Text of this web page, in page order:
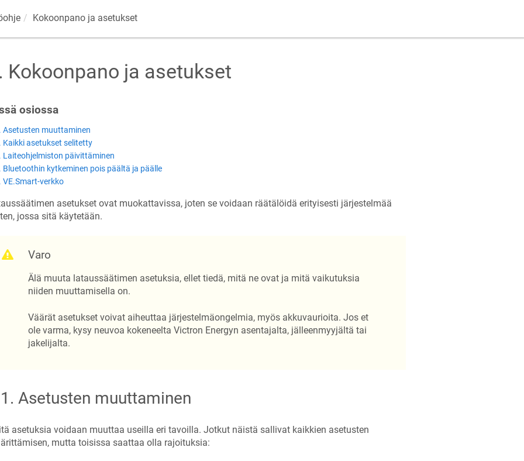
Kokoonpano ja asetukset
Kokoonpano ja asetukset
osiossa
Asetusten muuttaminen
Kaikki asetukset selitetty
Laiteohjelmiston päivittäminen
Bluetoothin kytkeminen pois päältä ja päälle
VE.Smart-verkko
asetukset ovat muokattavissa, joten se voidaan räätälöidä erityisesti järjestelmää
jossa sitä käytetään.
Varo
Älä muuta lataussäätimen asetuksia, ellet tiedä, mitä ne ovat ja mitä vaikutuksia
niiden muuttamisella on.
Väärät asetukset voivat aiheuttaa järjestelmäongelmia, myös akkuvaurioita. Jos et
ole varma, kysy neuvoa kokeneelta Victron Energyn asentajalta, jälleenmyyjältä tai
jakelijalta.
. Asetusten muuttaminen
asetuksia voidaan muuttaa useilla eri tavoilla. Jotkut näistä sallivat kaikkien asetusten
mutta toisissa saattaa olla rajoituksia: